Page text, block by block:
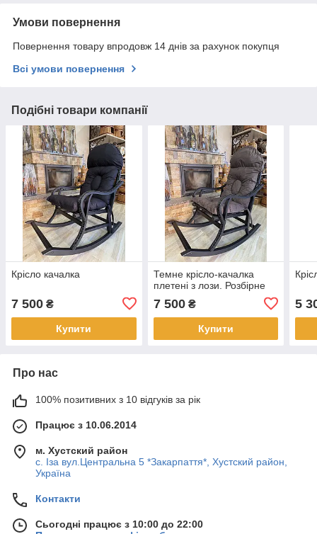
Умови повернення
Повернення товару впродовж 14 днів за рахунок покупця
Всі умови повернення
Подібні товари компанії
Крісло качалка
7 500 ₴
Купити
Темне крісло-качалка
плетені з лози. Розбірне
7 500₴
Купити
5
Про нас
100% позитивних з 10 відгуків за рік
Працює з 10.06.2014
м. Хустский район
с. Іза вул.Центральна 5 *Закарпаття*, Хустский район,
Україна
Контакти
Сьогодні працює з 10:00 до 22:00